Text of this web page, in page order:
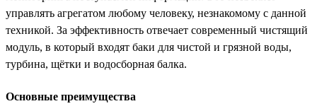
управлять агрегатом любому человеку, незнакомому с данной
техникой. За эффективность отвечает современный чистящий
модуль, в который входят баки для чистой и грязной воды,
турбина, щётки и водосборная балка.
Основные преимущества